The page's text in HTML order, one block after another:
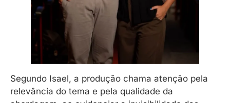
Segundo Isael, a produção chama atenção pela
relevância do tema e pela qualidade da